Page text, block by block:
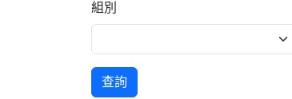
組別
查詢